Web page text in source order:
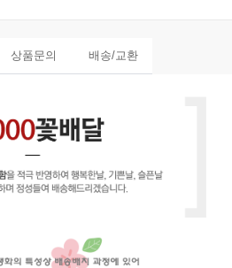
상품문의 배송/교환